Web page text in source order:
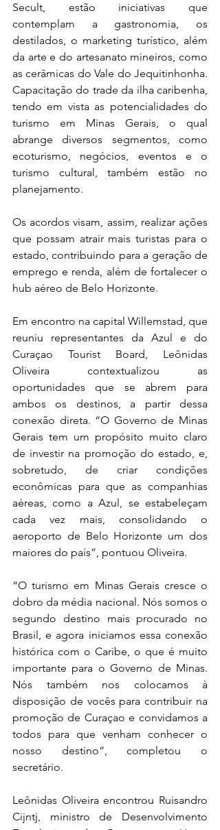
Secult, estão iniciativas que
contemplam a gastronomia, os
destilados, o marketing turístico, além
da arte e do artesanato mineiros, como
as cerâmicas do Vale do Jequitinhonha.
Capacitação do trade da ilha caribenha,
tendo em vista as potencialidades do
turismo em Minas Gerais, o qual
abrange diversos segmentos, como
ecoturismo, negócios, eventos e o
turismo cultural, também estão no
planejamento.
Os acordos visam, assim, realizar ações
que possam atrair mais turistas para o
estado, contribuindo para a geração de
emprego e renda, além de fortalecer o
hub aéreo de Belo Horizonte.
Em encontro na capital Willemstad, que
reuniu representantes da Azul e do
Curaçao Tourist Board, Leônidas
Oliveira contextualizou as
oportunidades que se abrem para
ambos os destinos, a partir dessa
conexão direta. “O Governo de Minas
Gerais tem um propósito muito claro
de investir na promoção do estado, e,
sobretudo, de criar condições
econômicas para que as companhias
aéreas, como a Azul, se estabeleçam
cada vez mais, consolidando o
aeroporto de Belo Horizonte um dos
maiores do país”, pontuou Oliveira.
“O turismo em Minas Gerais cresce o
dobro da média nacional. Nós somos o
segundo destino mais procurado no
Brasil, e agora iniciamos essa conexão
histórica com o Caribe, o que é muito
importante para o Governo de Minas.
Nós também nos colocamos à
disposição de vocês para contribuir na
promoção de Curaçao e convidamos a
todos para que venham conhecer o
nosso destino”, completou o
secretário.
Leônidas Oliveira encontrou Ruisandro
Cijntj, ministro de Desenvolvimento